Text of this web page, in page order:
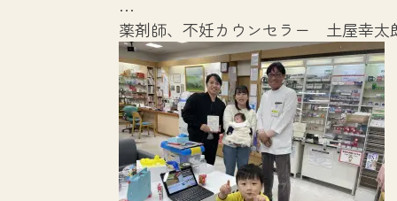
薬剤師、不妊カウンセラー 土屋幸太